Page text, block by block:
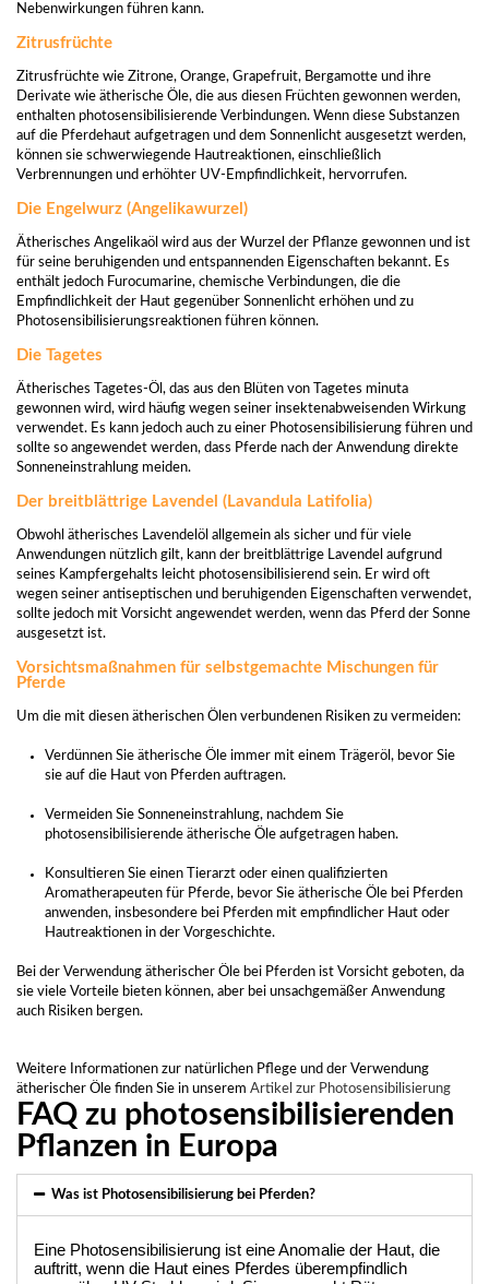
Nebenwirkungen führen kann.
Zitrusfrüchte
Zitrusfrüchte wie Zitrone, Orange, Grapefruit, Bergamotte und ihre
Derivate wie ätherische Öle, die aus diesen Früchten gewonnen werden,
enthalten photosensibilisierende Verbindungen. Wenn diese Substanzen
auf die Pferdehaut aufgetragen und dem Sonnenlicht ausgesetzt werden,
können sie schwerwiegende Hautreaktionen, einschließlich
Verbrennungen und erhöhter UV-Empfindlichkeit, hervorrufen.
Die Engelwurz (Angelikawurzel)
Ätherisches Angelikaöl wird aus der Wurzel der Pflanze gewonnen und ist
für seine beruhigenden und entspannenden Eigenschaften bekannt. Es
enthält jedoch Furocumarine, chemische Verbindungen, die die
Empfindlichkeit der Haut gegenüber Sonnenlicht erhöhen und zu
Photosensibilisierungsreaktionen führen können.
Die Tagetes
Ätherisches Tagetes-Öl, das aus den Blüten von Tagetes minuta
gewonnen wird, wird häufig wegen seiner insektenabweisenden Wirkung
verwendet. Es kann jedoch auch zu einer Photosensibilisierung führen und
sollte so angewendet werden, dass Pferde nach der Anwendung direkte
Sonneneinstrahlung meiden.
Der breitblättrige Lavendel (Lavandula Latifolia)
Obwohl ätherisches Lavendelöl allgemein als sicher und für viele
Anwendungen nützlich gilt, kann der breitblättrige Lavendel aufgrund
seines Kampfergehalts leicht photosensibilisierend sein. Er wird oft
wegen seiner antiseptischen und beruhigenden Eigenschaften verwendet,
sollte jedoch mit Vorsicht angewendet werden, wenn das Pferd der Sonne
ausgesetzt ist.
Vorsichtsmaßnahmen für selbstgemachte Mischungen für
Pferde
Um die mit diesen ätherischen Ölen verbundenen Risiken zu vermeiden:
Verdünnen Sie ätherische Öle immer mit einem Trägeröl, bevor Sie
sie auf die Haut von Pferden auftragen.
Vermeiden Sie Sonneneinstrahlung, nachdem Sie
photosensibilisierende ätherische Öle aufgetragen haben.
Konsultieren Sie einen Tierarzt oder einen qualifizierten
Aromatherapeuten für Pferde, bevor Sie ätherische Öle bei Pferden
anwenden, insbesondere bei Pferden mit empfindlicher Haut oder
Hautreaktionen in der Vorgeschichte.
Bei der Verwendung ätherischer Öle bei Pferden ist Vorsicht geboten, da
sie viele Vorteile bieten können, aber bei unsachgemäßer Anwendung
auch Risiken bergen.
Weitere Informationen zur natürlichen Pflege und der Verwendung
ätherischer Öle finden Sie in unserem Artikel zur Photosensibilisierung
FAQ zu photosensibilisierenden
Pflanzen in Europa
Was ist Photosensibilisierung bei Pferden?
Eine Photosensibilisierung ist eine Anomalie der Haut, die
auftritt, wenn die Haut eines Pferdes überempfindlich